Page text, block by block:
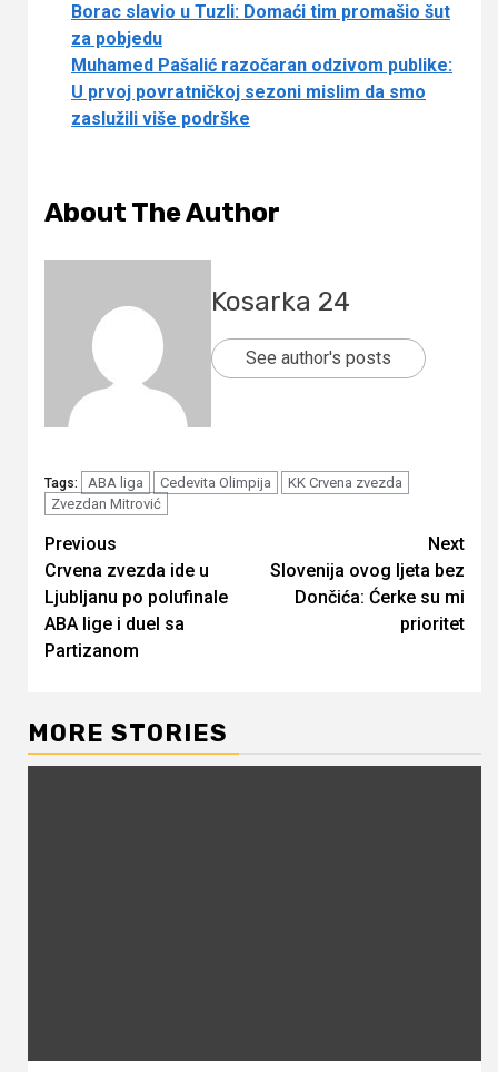
Borac slavio u Tuzli: Domaći tim promašio šut
za pobjedu
Muhamed Pašalić razočaran odzivom publike:
U prvoj povratničkoj sezoni mislim da smo
zaslužili više podrške
About The Author
Kosarka 24
See author's posts
Tags: ABA liga Cedevita Olimpija
KK Crvena zvezda
Zvezdan Mitrović
Continue
Reading
Previous
Crvena zvezda ide u
Ljubljanu po polufinale
ABA lige i duel sa
Partizanom
Next
Slovenija ovog ljeta bez
Dončića: Ćerke su mi
prioritet
MORE STORIES